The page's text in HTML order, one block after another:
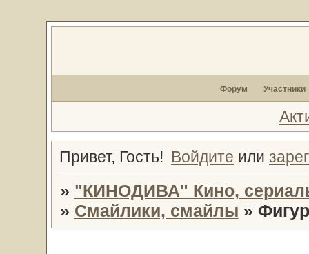
Форум Участники
Привет, Гость! Войдите или
» "КИНОДИВА" Кино,
» Смайлики, смайлы »